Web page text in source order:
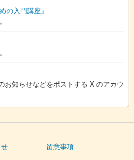
の入門講座』
お知らせなどをポストする X のアカウ
留意事項